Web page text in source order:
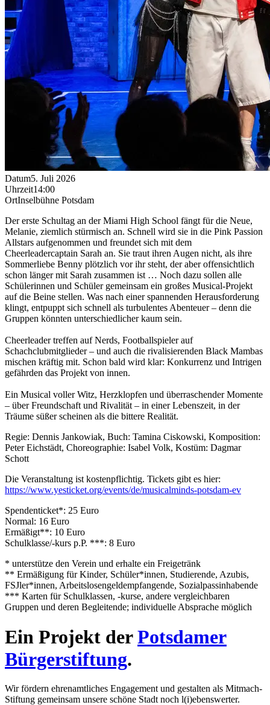
Datum5. Juli 2026
Uhrzeit14:00
OrtInselbühne Potsdam
Der erste Schultag an der Miami High School fängt für die Neue,
Melanie, ziemlich stürmisch an. Schnell wird sie in die Pink Passion
Allstars aufgenommen und freundet sich mit dem
Cheerleadercaptain Sarah an. Sie traut ihren Augen nicht, als ihre
Sommerliebe Benny plötzlich vor ihr steht, der aber offensichtlich
schon länger mit Sarah zusammen ist … Noch dazu sollen alle
Schülerinnen und Schüler gemeinsam ein großes Musical-Projekt
auf die Beine stellen. Was nach einer spannenden Herausforderung
klingt, entpuppt sich schnell als turbulentes Abenteuer – denn die
Gruppen könnten unterschiedlicher kaum sein.
Cheerleader treffen auf Nerds, Footballspieler auf
Schachclubmitglieder – und auch die rivalisierenden Black Mambas
mischen kräftig mit. Schon bald wird klar: Konkurrenz und Intrigen
gefährden das Projekt von innen.
Ein Musical voller Witz, Herzklopfen und überraschender Momente
– über Freundschaft und Rivalität – in einer Lebenszeit, in der
Träume süßer scheinen als die bittere Realität.
Regie: Dennis Jankowiak, Buch: Tamina Ciskowski, Komposition:
Peter Eichstädt, Choreographie: Isabel Volk, Kostüm: Dagmar
Schott
Die Veranstaltung ist kostenpflichtig. Tickets gibt es hier:
https://www.yesticket.org/events/de/musicalminds-potsdam-ev
Spendenticket*: 25 Euro
Normal: 16 Euro
Ermäßigt**: 10 Euro
Schulklasse/-kurs p.P. ***: 8 Euro
* unterstütze den Verein und erhalte ein Freigetränk
** Ermäßigung für Kinder, Schüler*innen, Studierende, Azubis,
FSJler*innen, Arbeitslosengeldempfangende, Sozialpassinhabende
*** Karten für Schulklassen, -kurse, andere vergleichbaren
Gruppen und deren Begleitende; individuelle Absprache möglich
Ein Projekt der Potsdamer
Bürgerstiftung.
Wir fördern ehrenamtliches Engagement und gestalten als Mitmach-
Stiftung gemeinsam unsere schöne Stadt noch l(i)ebenswerter.